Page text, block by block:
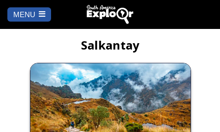
MENU
INICIO
A DÓNDE IR
Cusco
Lima
QUÉ HACER
Arequipa
SALAR DE
UYUNI
a
Salkantay